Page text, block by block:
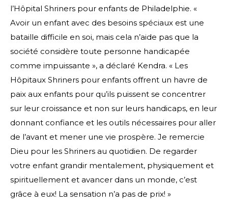
l’Hôpital Shriners pour enfants de Philadelphie. «
Avoir un enfant avec des besoins spéciaux est une
bataille difficile en soi, mais cela n’aide pas que la
société considère toute personne handicapée
comme impuissante », a déclaré Kendra. « Les
Hôpitaux Shriners pour enfants offrent un havre de
paix aux enfants pour qu’ils puissent se concentrer
sur leur croissance et non sur leurs handicaps, en leur
donnant confiance et les outils nécessaires pour aller
de l’avant et mener une vie prospère. Je remercie
Dieu pour les Shriners au quotidien. De regarder
votre enfant grandir mentalement, physiquement et
spirituellement et avancer dans un monde, c’est
grâce à eux! La sensation n’a pas de prix! »